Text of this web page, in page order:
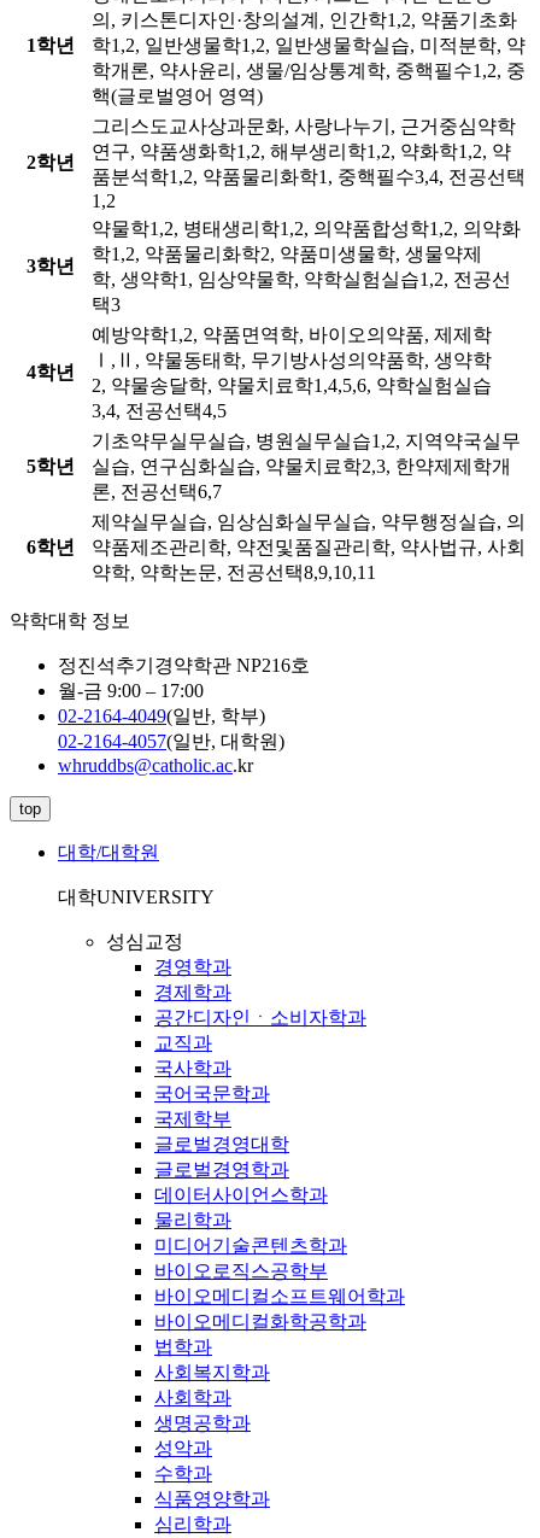
1학년
의, 키스톤디자인·창의설계, 인간학1,2, 약품기초화
학1,2, 일반생물학1,2, 일반생물학실습, 미적분학, 약
학개론, 약사윤리, 생물/임상통계학, 중핵필수1,2, 중
핵(글로벌영어 영역)
2학년
그리스도교사상과문화, 사랑나누기, 근거중심약학
연구, 약품생화학1,2, 해부생리학1,2, 약화학1,2, 약
품분석학1,2, 약품물리화학1, 중핵필수3,4, 전공선택
1,2
3학년
약물학1,2, 병태생리학1,2, 의약품합성학1,2, 의약화
학1,2, 약품물리화학2, 약품미생물학, 생물약제
학, 생약학1, 임상약물학, 약학실험실습1,2, 전공선
택3
4학년
예방약학1,2, 약품면역학, 바이오의약품, 제제학
Ⅰ,Ⅱ, 약물동태학, 무기방사성의약품학, 생약학
2, 약물송달학, 약물치료학1,4,5,6, 약학실험실습
3,4, 전공선택4,5
5학년
기초약무실무실습, 병원실무실습1,2, 지역약국실무
실습, 연구심화실습, 약물치료학2,3, 한약제제학개
론, 전공선택6,7
6학년
제약실무실습, 임상심화실무실습, 약무행정실습, 의
약품제조관리학, 약전및품질관리학, 약사법규, 사회
약학, 약학논문, 전공선택8,9,10,11
약학대학 정보
정진석추기경약학관 NP216호
월-금 9:00 – 17:00
02-2164-4049(일반, 학부)
02-2164-4057(일반, 대학원)
whruddbs@catholic.ac.kr
top
대학/대학원
대학UNIVERSITY
성심교정
경영학과
경제학과
공간디자인ㆍ소비자학과
교직과
국사학과
국어국문학과
국제학부
글로벌경영대학
글로벌경영학과
데이터사이언스학과
물리학과
미디어기술콘텐츠학과
바이오로직스공학부
바이오메디컬소프트웨어학과
바이오메디컬화학공학과
법학과
사회복지학과
사회학과
생명공학과
성악과
수학과
식품영양학과
심리학과